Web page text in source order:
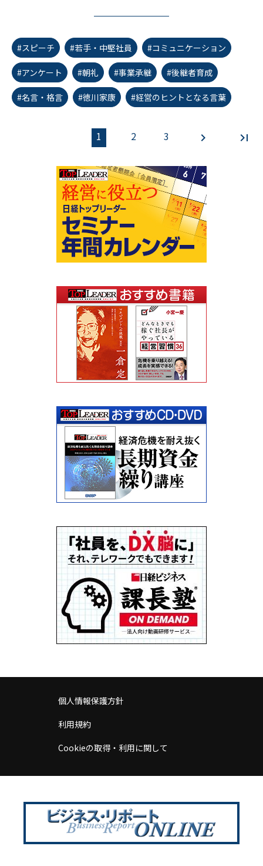
#スピーチ #若手・中堅社員 #コミュニケーション
#アンケート #朝礼 #事業承継 #後継者育成
#名言・格言 #徳川家康 #経営のヒントとなる言葉
1 2 3 chevron_right last_page
個人情報保護方針
利用規約
Cookieの取得・利用に関して